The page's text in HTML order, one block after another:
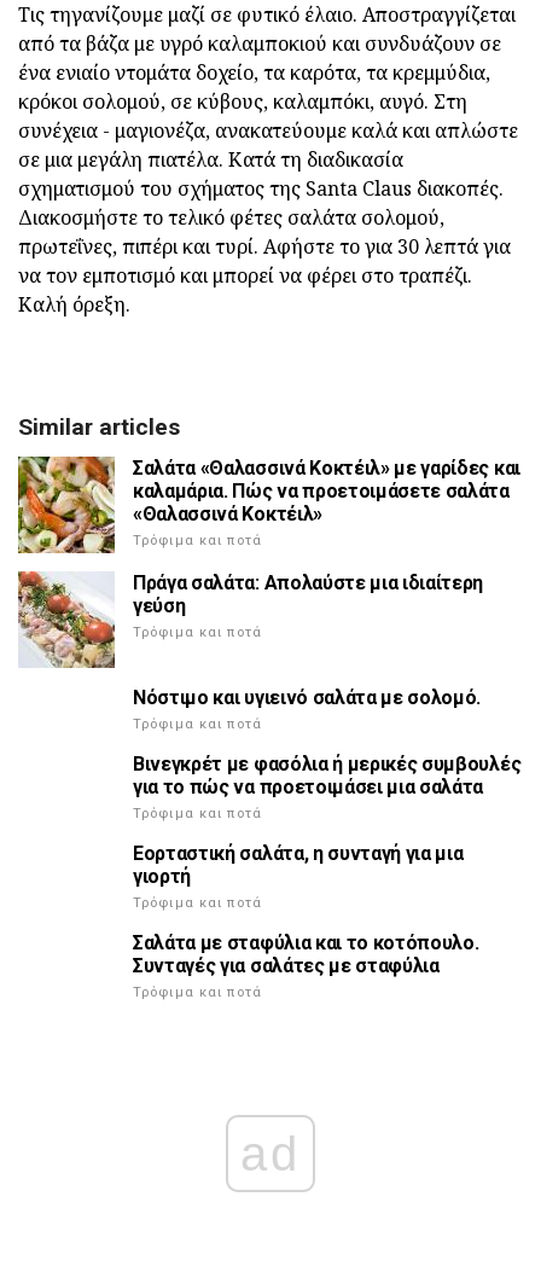
Τις τηγανίζουμε μαζί σε φυτικό έλαιο. Αποστραγγίζεται
από τα βάζα με υγρό καλαμποκιού και συνδυάζουν σε
ένα ενιαίο ντομάτα δοχείο, τα καρότα, τα κρεμμύδια,
κρόκοι σολομού, σε κύβους, καλαμπόκι, αυγό. Στη
συνέχεια - μαγιονέζα, ανακατεύουμε καλά και απλώστε
σε μια μεγάλη πιατέλα. Κατά τη διαδικασία
σχηματισμού του σχήματος της Santa Claus διακοπές.
Διακοσμήστε το τελικό φέτες σαλάτα σολομού,
πρωτεΐνες, πιπέρι και τυρί. Αφήστε το για 30 λεπτά για
να τον εμποτισμό και μπορεί να φέρει στο τραπέζι.
Καλή όρεξη.
Similar articles
Σαλάτα «Θαλασσινά Κοκτέιλ» με γαρίδες και
καλαμάρια. Πώς να προετοιμάσετε σαλάτα
«Θαλασσινά Κοκτέιλ»
Τρόφιμα και ποτά
Πράγα σαλάτα: Απολαύστε μια ιδιαίτερη
γεύση
Τρόφιμα και ποτά
Νόστιμο και υγιεινό σαλάτα με σολομό.
Τρόφιμα και ποτά
Βινεγκρέτ με φασόλια ή μερικές συμβουλές
για το πώς να προετοιμάσει μια σαλάτα
Τρόφιμα και ποτά
Εορταστική σαλάτα, η συνταγή για μια
γιορτή
Τρόφιμα και ποτά
Σαλάτα με σταφύλια και το κοτόπουλο.
Συνταγές για σαλάτες με σταφύλια
Τρόφιμα και ποτά
ad